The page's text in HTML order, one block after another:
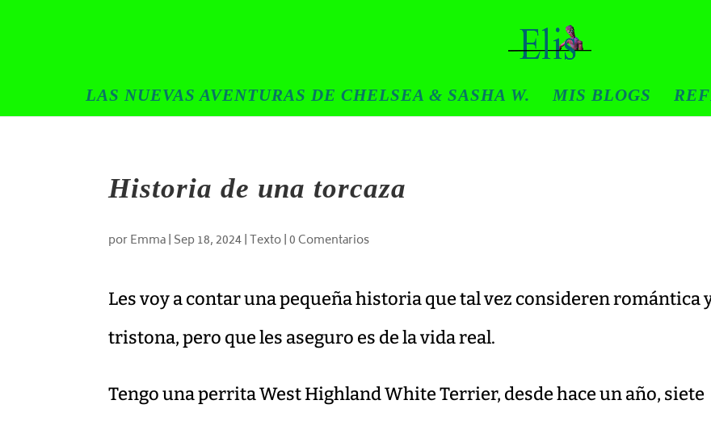
LAS NUEVAS AVENTURAS DE CHELSEA & SASHA W. MIS BLOGS
Historia de una torcaza
porEmma| Sep 18, 2024|Texto|0 Comentarios
Les voy a contar una pequeña historia que tal vez consideren romántica
tristona, pero que les aseguro es de la vida real.
Tengo una perrita West Highland White Terrier, desde hace un año, siete